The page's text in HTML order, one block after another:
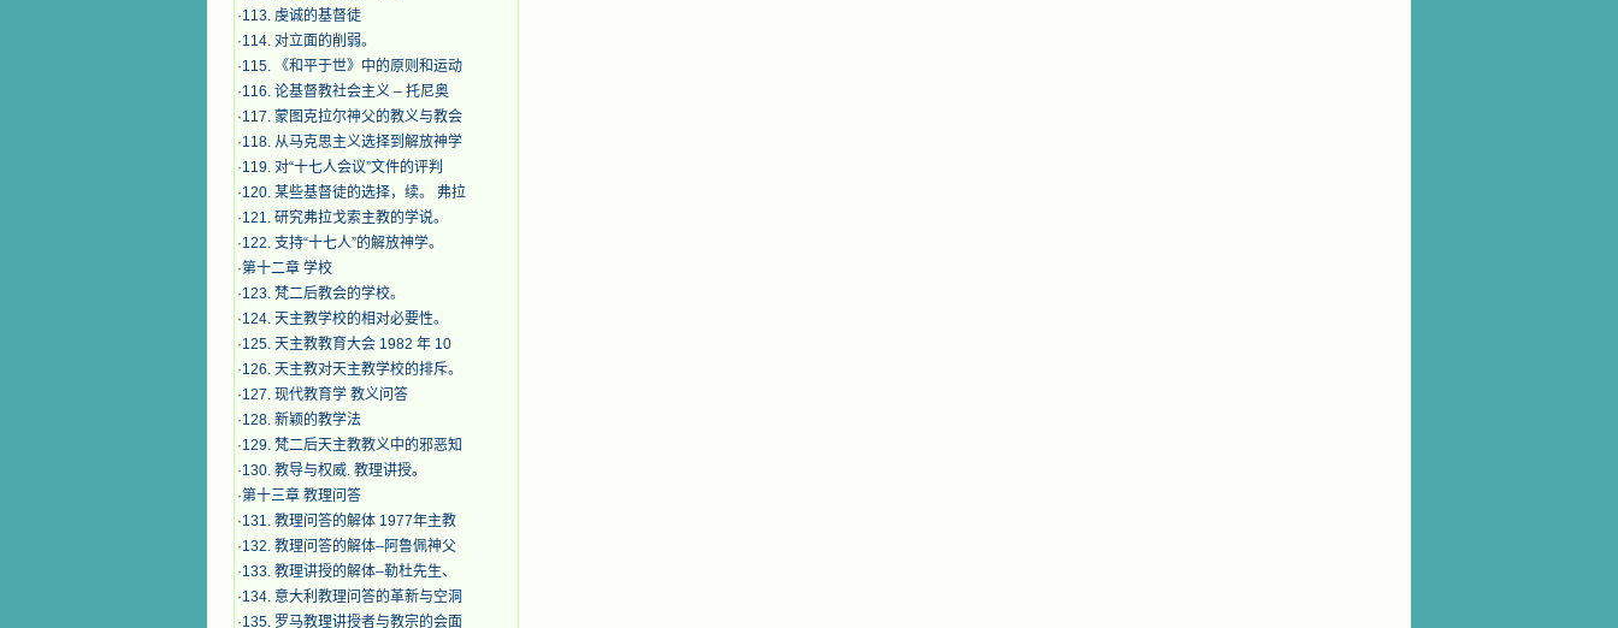
·113. 虔诚的基督徒
·114. 对立面的削弱。
·115. 《和平于世》中的原则和运动
·116. 论基督教社会主义 – 托尼奥
·117. 蒙图克拉尔神父的教义与教会
·118. 从马克思主义选择到解放神学
·119. 对“十七人会议”文件的评判
·120. 某些基督徒的选择，续。 弗拉
·121. 研究弗拉戈索主教的学说。
·122. 支持“十七人”的解放神学。
·第十二章 学校
·123. 梵二后教会的学校。
·124. 天主教学校的相对必要性。
·125. 天主教教育大会 1982 年 10
·126. 天主教对天主教学校的排斥。
·127. 现代教育学 教义问答
·128. 新颖的教学法
·129. 梵二后天主教教义中的邪恶知
·130. 教导与权威. 教理讲授。
·第十三章 教理问答
·131. 教理问答的解体 1977年主教
·132. 教理问答的解体–阿鲁佩神父
·133. 教理讲授的解体–勒杜先生、
·134. 意大利教理问答的革新与空洞
·135. 罗马教理讲授者与教宗的会面